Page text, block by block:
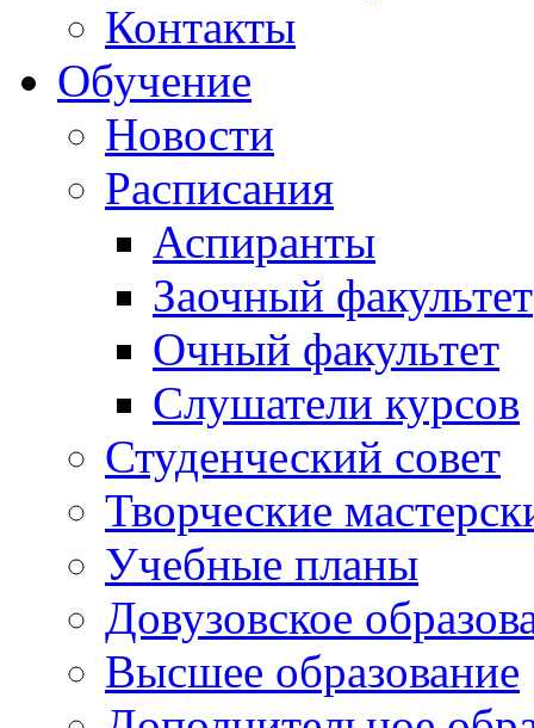
Контакты
Обучение
Новости
Расписания
Аспиранты
Заочный факультет
Очный факультет
Слушатели курсов
Студенческий совет
Творческие
Учебные планы
Довузовское
Высшее образование